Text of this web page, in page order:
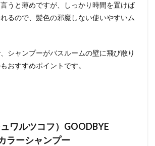
うと薄めですが、しっかり時間を置けば
るので、髪色の邪魔しない使いやすいム
シャンプーがバスルームの壁に飛び散り
おすすめポイントです。
ワルツコフ）GOODBYE
ラーシャンプー